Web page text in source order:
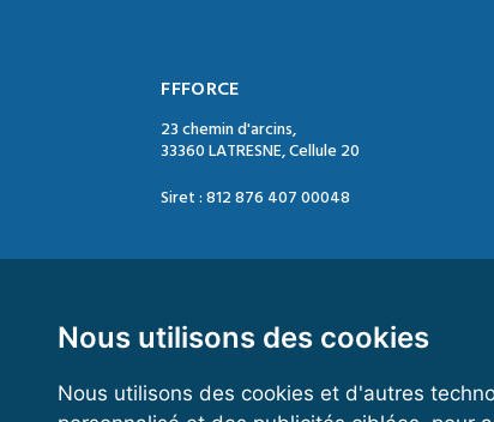
Nous utilisons des cookies
Nous utilisons des cookies et d'autres
FFFORCE
23 chemin d'arcins,
33360 LATRESNE, Cellule 20
Siret : 812 876 407 00048
Mail : contact@ffforce.fr
Horaires d’ouverture :